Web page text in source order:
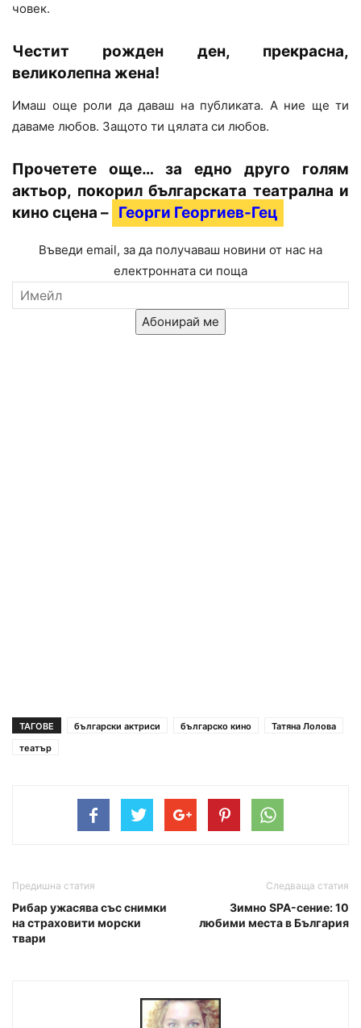
човек.
Честит рожден ден, прекрасна,
великолепна жена!
Имаш още роли да даваш на публиката. А ние ще ти
даваме любов. Защото ти цялата си любов.
Прочетете още… за едно друго голям
актьор, покорил българската театрална и
кино сцена – Георги Георгиев-Гец
Въведи email, за да получаваш новини от нас на
електронната си поща
Абонирай ме
ТАГОВЕ български актриси българско кино
Татяна Лолова
театър
Предишна статия
Рибар ужасява със снимки
на страховити морски
твари
Следваща статия
Зимно SPA-сение: 10
любими места в България